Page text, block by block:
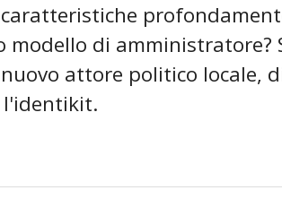
modello di amministratore?
attore politico locale,
l'identikit.